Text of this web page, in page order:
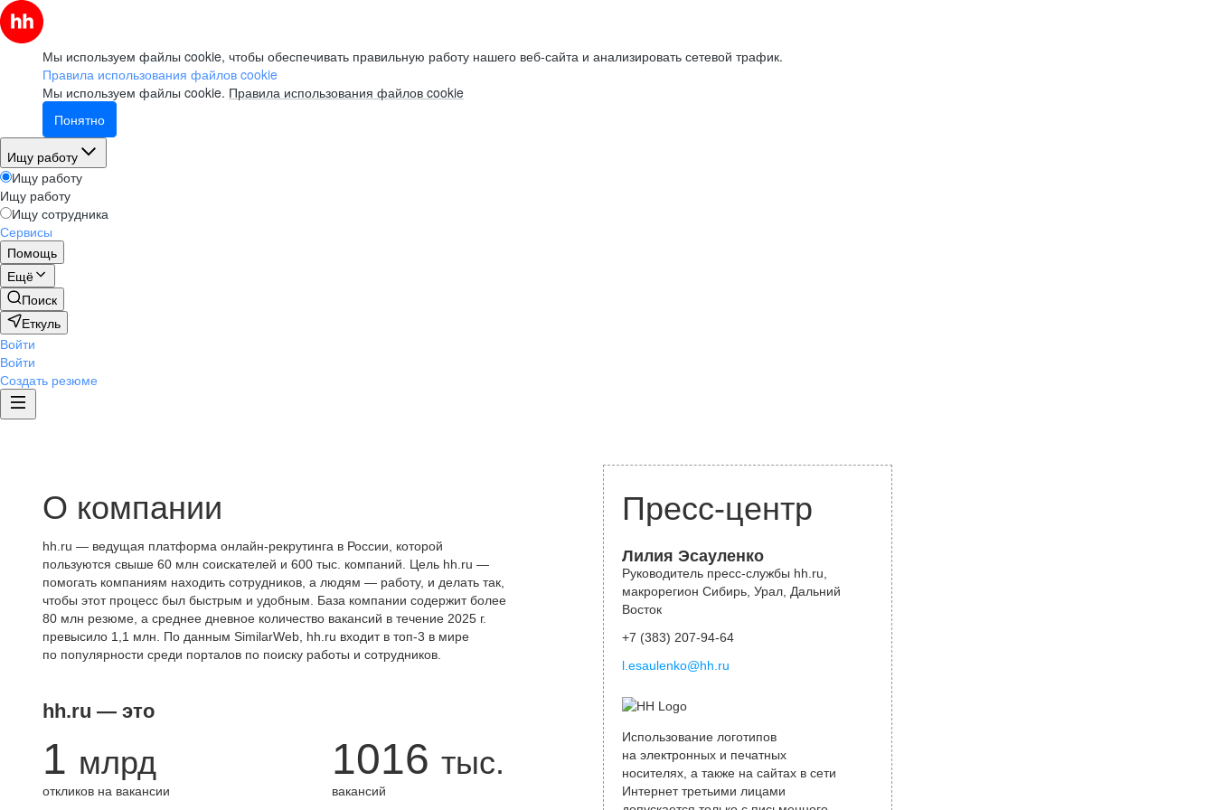
Мы используем файлы cookie, чтобы обеспечивать правильную работу нашего веб-сайта и анализировать сетевой трафик.
Правила использования файлов cookie
Мы используем файлы cookie. Правила использования файлов cookie
Понятно
Ищу работу
Ищу работу
Ищу работу
Ищу сотрудника
Сервисы
Помощь
Ещё
Поиск
Еткуль
Войти
Войти
Создать резюме
О компании
hh.ru — ведущая платформа онлайн-рекрутинга в России, которой
пользуются свыше 60 млн соискателей и 600 тыс. компаний. Цель hh.ru —
помогать компаниям находить сотрудников, а людям — работу, и делать так,
чтобы этот процесс был быстрым и удобным. База компании содержит более
80 млн резюме, а среднее дневное количество вакансий в течение 2025 г.
превысило 1,1 млн. По данным SimilarWeb, hh.ru входит в топ-3 в мире
по популярности среди порталов по поиску работы и сотрудников.
hh.ru — это
1 млрд
откликов на вакансии
1016 тыс.
вакансий
Пресс-центр
Лилия Эсауленко
Руководитель пресс-службы hh.ru,
макрорегион Сибирь, Урал, Дальний
Восток
+7 (383) 207-94-64
l.esaulenko@hh.ru
Использование логотипов
на электронных и печатных
носителях, а также на сайтах в сети
Интернет третьими лицами